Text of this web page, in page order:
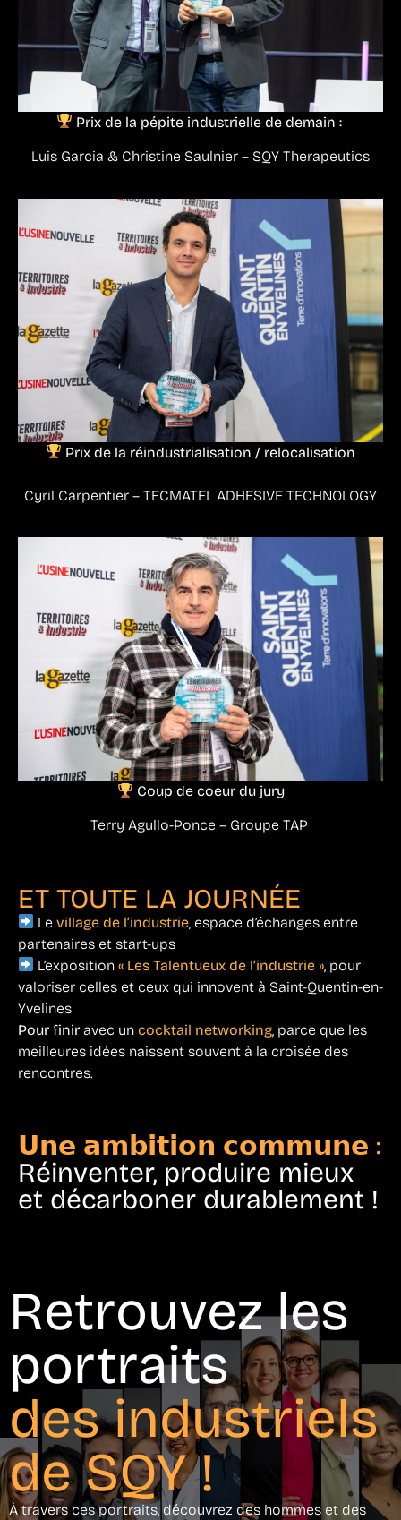
Prix de la pépite industrielle de demain :
Luis Garcia & Christine Saulnier – SQY Therapeutics
Prix de la réindustrialisation / relocalisation
Cyril Carpentier – TECMATEL ADHESIVE TECHNOLOGY
Coup de coeur du jury
Terry Agullo-Ponce – Groupe TAP
ET TOUTE LA JOURNÉE
Levillage de l’industrie , espace d’échanges entre
partenaires et start-ups
L’exposition« Les Talentueux de l’industrie » , pour
valoriser celles et ceux qui innovent à Saint-Quentin-en-
Yvelines
Pour finir avec un cocktail networking , parce que les
meilleures idées naissent souvent à la croisée des
rencontres.
𝗨𝗻𝗲 𝗮𝗺𝗯𝗶𝘁𝗶𝗼𝗻 𝗰𝗼𝗺𝗺𝘂𝗻𝗲 :
Réinventer, produire mieux
et décarboner durablement !
Retrouvez les
portraits
des industriels
de SQY !
À travers ces portraits, découvrez des hommes et des